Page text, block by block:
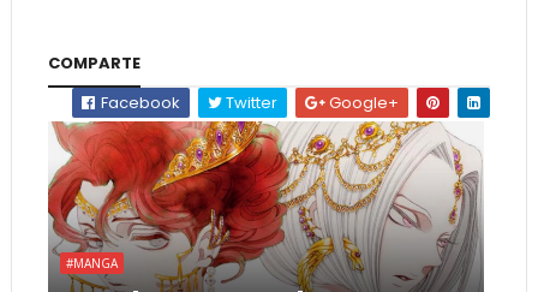
COMPARTE
Facebook
Twitter Google+
#MANGA